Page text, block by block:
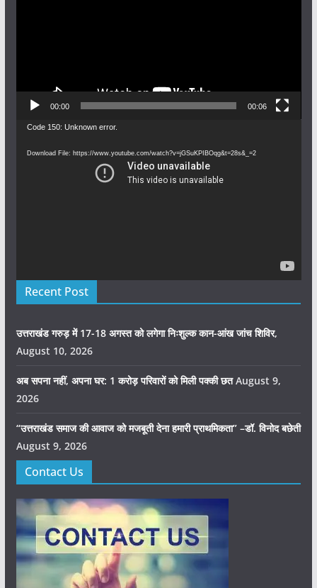
00:00 00:06
Video
Code 150: Unknown error.
Download File: https://www.youtube.com/watch?v=jGSuKPIBOqg&t=28s&_=2
Recent Post
उत्तराखंड गरुड़ में 17-18 अगस्त को लगेगा निःशुल्क कान-आंख जांच शिविर,
August 10, 2026
अब सपना नहीं, अपना घर: 1 करोड़ परिवारों को मिली पक्की छत August 9,
2026
“उत्तराखंड समाज की आवाज को मजबूती देना हमारी प्राथमिकता” –डॉ. विनोद बछेती
August 9, 2026
Contact Us